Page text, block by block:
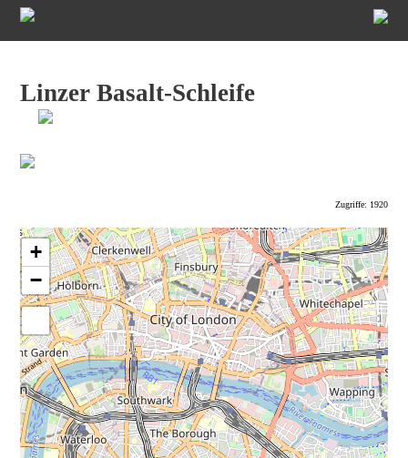
Linzer Basalt-Schleife
Zugriffe: 1920
+
−